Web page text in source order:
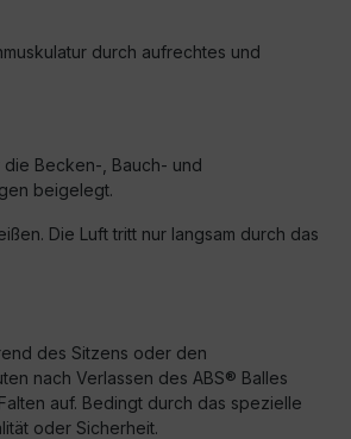
durch aufrechtes und
die Becken-, Bauch- und
beigelegt.
Die Luft tritt nur langsam durch das
des Sitzens oder den
nach Verlassen des ABS® Balles
auf. Bedingt durch das spezielle
oder Sicherheit.